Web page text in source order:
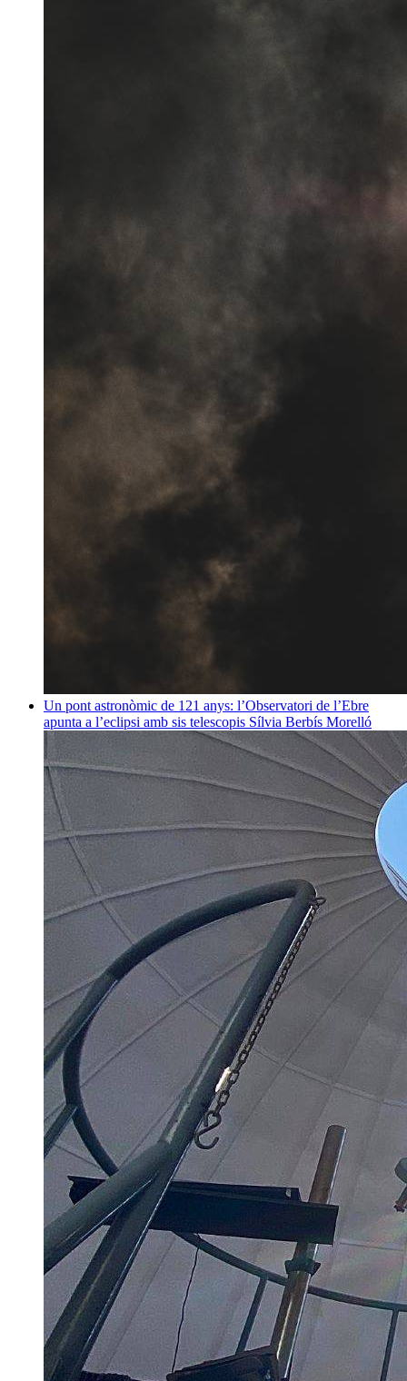
Un pont astronòmic de 121 anys: l’Observatori de l’Ebre
apunta a l’eclipsi amb sis telescopis Sílvia Berbís Morelló